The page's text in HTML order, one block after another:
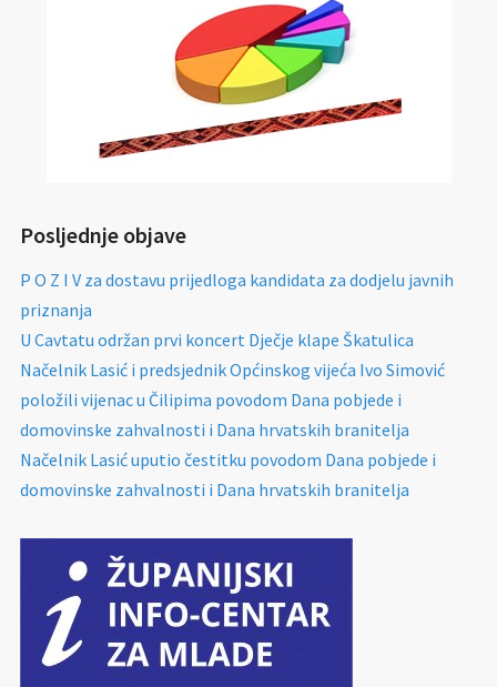
Posljednje objave
P O Z I V za dostavu prijedloga kandidata za dodjelu javnih
priznanja
U Cavtatu održan prvi koncert Dječje klape Škatulica
Načelnik Lasić i predsjednik Općinskog vijeća Ivo Simović
položili vijenac u Čilipima povodom Dana pobjede i
domovinske zahvalnosti i Dana hrvatskih branitelja
Načelnik Lasić uputio čestitku povodom Dana pobjede i
domovinske zahvalnosti i Dana hrvatskih branitelja